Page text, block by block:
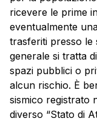
ricevere le prime
eventualmente
trasferiti presso
generale si tratta
spazi pubblici o
alcun rischio. È
sismico registrato
diverso “Stato di